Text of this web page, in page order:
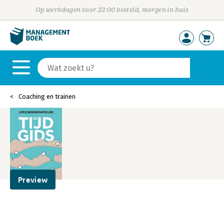
Op werkdagen voor 23:00 besteld, morgen in huis
Coaching en trainen
Preview